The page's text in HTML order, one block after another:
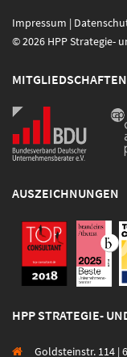
Impressum |
© 2026 HPP Strategie-
MITGLIEDSCHAFTEN
AUSZEICHNUNGEN
HPP STRATEGIE-
Goldsteinstr. 114 |